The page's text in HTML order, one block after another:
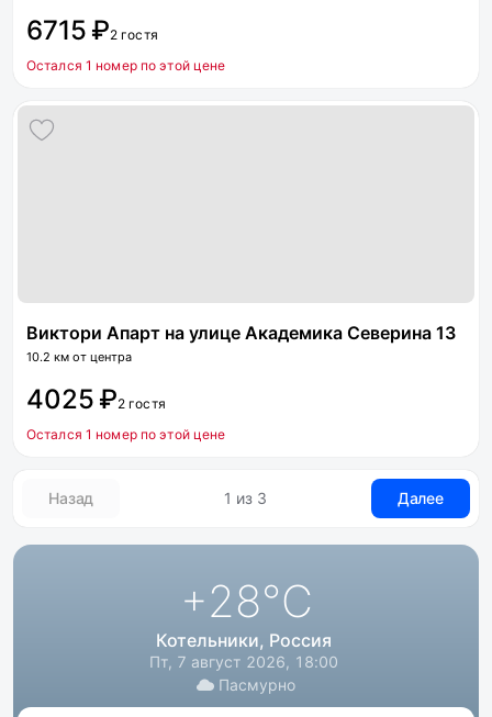
6715 ₽2 гостя
Остался 1 номер по этой цене
Виктори Апарт на улице Академика Северина 13
10.2 км от центра
4025 ₽2 гостя
Остался 1 номер по этой цене
Назад 1 из 3 Далее
+28°C
Котельники, Россия
Пт, 7 август 2026, 18:00
Пасмурно